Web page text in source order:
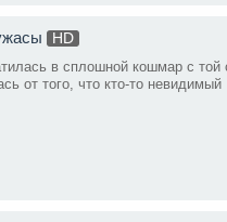
HD
в сплошной кошмар с той
от того, что кто-то невидимый